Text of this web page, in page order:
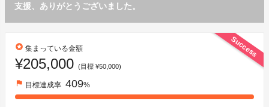
支援、ありがとうございました。
Success
stars 集まっている金額
¥205,000 (目標 ¥50,000)
flag 目標達成率 409%